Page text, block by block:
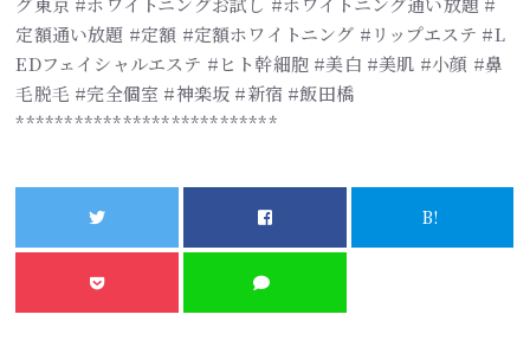
定額通い放題 #定額 #定額ホワイトニング #リップエステ #L
EDフェイシャルエステ #ヒト幹細胞 #美白 #美肌 #小顔 #鼻
毛脱毛 #完全個室 #神楽坂 #新宿 #飯田橋
***************************
B!